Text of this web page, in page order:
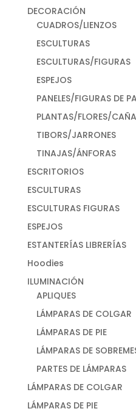
DECORACIÓN
CUADROS/LIENZOS
ESCULTURAS
ESCULTURAS/FIGURAS
ESPEJOS
PANELES/FIGURAS DE
PLANTAS/FLORES/
TIBORS/JARRONES
TINAJAS/ÁNFORAS
ESCRITORIOS
ESCULTURAS
ESCULTURAS FIGURAS
ESPEJOS
ESTANTERÍAS LIBRERÍAS
Hoodies
ILUMINACIÓN
APLIQUES
LÁMPARAS DE COLGAR
LÁMPARAS DE PIE
LÁMPARAS DE
PARTES DE LÁMPARAS
LÁMPARAS DE COLGAR
LÁMPARAS DE PIE